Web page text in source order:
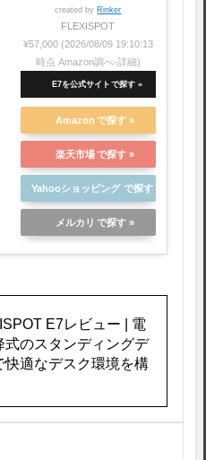
ック ゲーミングデスク
created by Rinker
FLEXISPOT
¥57,000 (2026/08/09 19:10:13
時点 Amazon調べ-詳細)
E7を公式サイト
Amazon
楽天市場
Yahooショッピング
メルカリ
E7レビュー | 電
式のスタンディングデ
快適なデスク環境を構